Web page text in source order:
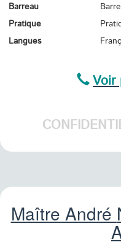
Barreau
Pratique
Langues
Voir
Maître André